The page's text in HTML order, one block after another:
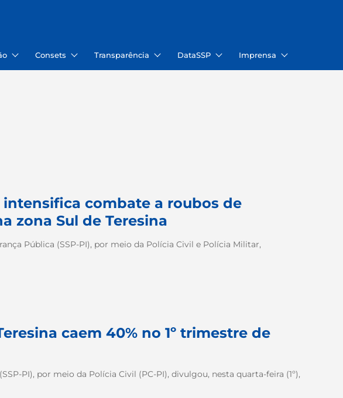
Consets Transparência DataSSP Imprensa
intensifica combate a roubos de
zona Sul de Teresina
Pública (SSP-PI), por meio da Polícia Civil e Polícia Militar,
caem 40% no 1º trimestre de
PI), por meio da Polícia Civil (PC-PI), divulgou, nesta quarta-feira (1º),